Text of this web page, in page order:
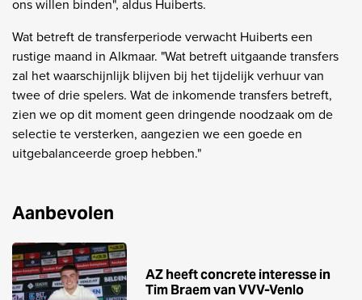
ons willen binden", aldus Huiberts.
Wat betreft de transferperiode verwacht Huiberts een
rustige maand in Alkmaar. "Wat betreft uitgaande transfers
zal het waarschijnlijk blijven bij het tijdelijk verhuur van
twee of drie spelers. Wat de inkomende transfers betreft,
zien we op dit moment geen dringende noodzaak om de
selectie te versterken, aangezien we een goede en
uitgebalanceerde groep hebben."
Aanbevolen
AZ heeft concrete interesse in
Tim Braem van VVV-Venlo